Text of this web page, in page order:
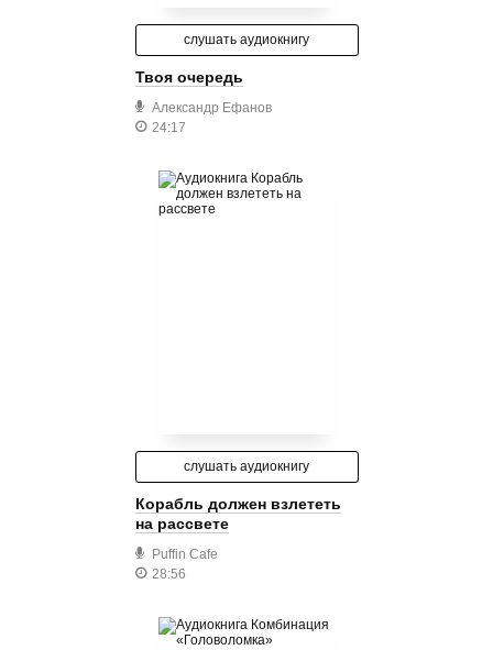
слушать аудиокнигу
Твоя очередь
Александр Ефанов
24:17
слушать аудиокнигу
Корабль должен взлететь
на рассвете
Puffin Cafe
28:56